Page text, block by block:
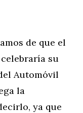
de que el
su
Automóvil
la
ya que